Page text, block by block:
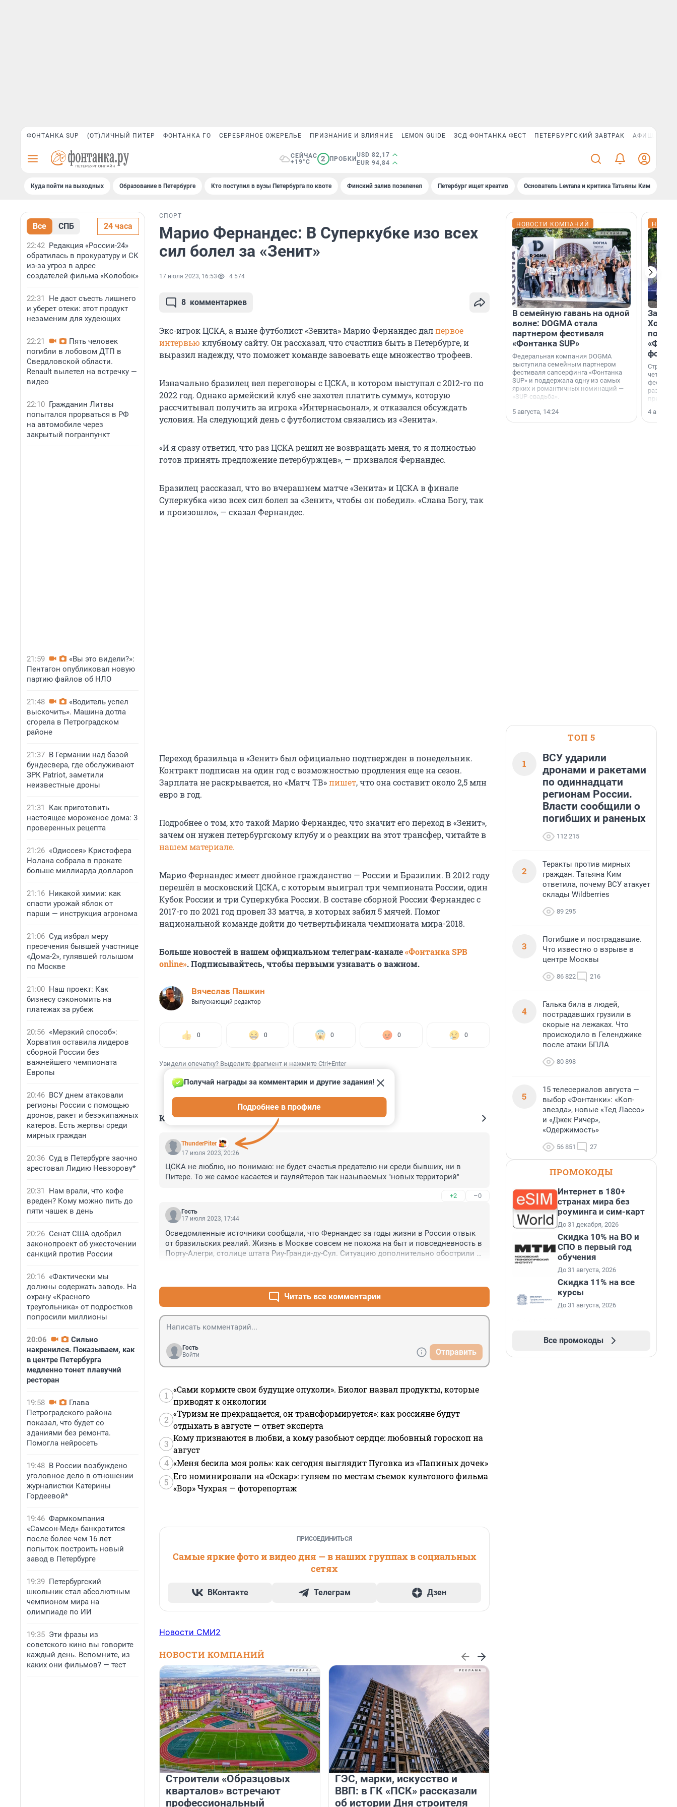
ФОНТАНКА SUP (ОТ)ЛИЧНЫЙ ПИТЕР ФОНТАНКА ГО СЕРЕБРЯНОЕ ОЖЕРЕЛЬЕ ПРИЗНАНИЕ И ВЛИЯНИЕ LEMON GUIDE ЗСД ФОНТАНКА ФЕСТ ПЕТЕРБУРГСКИЙ ЗАВТРАК АФИША PLUS
СЕЙЧАС
+19°C
2 ПРОБКИ
USD 82,17
EUR 94,84
Куда пойти на выходных Образование в Петербурге Кто поступил в вузы Петербурга по квоте Финский залив позеленел Петербург ищет креатив Основатель Levrana и критика Татьяны Ким
Все СПБ 24 часа
22:42 Редакция «России-24»
обратилась в прокуратуру и СК
из-за угроз в адрес
создателей фильма «Колобок»
22:31
Не даст съесть лишнего
и уберет отеки: этот продукт
незаменим для худеющих
22:21
Пять человек
погибли в лобовом ДТП в
Свердловской области.
Renault вылетел на встречку —
видео
22:10 Гражданин Литвы
попытался прорваться в РФ
на автомобиле через
закрытый погранпункт
21:59
«Вы это видели?»:
Пентагон опубликовал новую
партию файлов об НЛО
21:48
«Водитель успел
выскочить». Машина дотла
сгорела в Петроградском
районе
21:37 В Германии над базой
бундесвера, где обслуживают
ЗРК Patriot, заметили
неизвестные дроны
21:31
Как приготовить
настоящее мороженое дома: 3
проверенных рецепта
21:26 «Одиссея» Кристофера
Нолана собрала в прокате
больше миллиарда долларов
21:16 Никакой химии: как
спасти урожай яблок от
парши — инструкция агронома
21:06 Суд избрал меру
пресечения бывшей участнице
«Дома-2», гулявшей голышом
по Москве
21:00 Наш проект: Как
бизнесу сэкономить на
платежах за рубеж
20:56 «Мерзкий способ»:
Хорватия оставила лидеров
сборной России без
важнейшего чемпионата
Европы
20:46 ВСУ днем атаковали
регионы России с помощью
дронов, ракет и безэкипажных
катеров. Есть жертвы среди
мирных граждан
20:36 Суд в Петербурге заочно
арестовал Лидию Невзорову*
20:31
Нам врали, что кофе
вреден? Кому можно пить до
пяти чашек в день
20:26 Сенат США одобрил
законопроект об ужесточении
санкций против России
20:16 «Фактически мы
должны содержать завод». На
охрану «Красного
треугольника» от подростков
попросили миллионы
20:06
Сильно
накренился. Показываем, как
в центре Петербурга
медленно тонет плавучий
ресторан
19:58
Глава
Петроградского района
показал, что будет со
зданиями без ремонта.
Помогла нейросеть
19:48 В России возбуждено
уголовное дело в отношении
журналистки Катерины
Гордеевой*
19:46 Фармкомпания
«Самсон-Мед» банкротится
после более чем 16 лет
попыток построить новый
завод в Петербурге
19:39 Петербургский
школьник стал абсолютным
чемпионом мира на
олимпиаде по ИИ
19:35 Эти фразы из
советского кино вы говорите
каждый день. Вспомните, из
каких они фильмов? — тест
СПОРТ
Марио Фернандес: В Суперкубке изо всех
сил болел за «Зенит»
17 июля 2023, 16:53 4 574
8 комментариев
Экс-игрок ЦСКА, а ныне футболист «Зенита» Марио Фернандес далпервое
интервью клубному сайту. Он рассказал, что счастлив быть в Петербурге, и
выразил надежду, что поможет команде завоевать еще множество трофеев.
Изначально бразилец вел переговоры с ЦСКА, в котором выступал с 2012-го по
2022 год. Однако армейский клуб «не захотел платить сумму», которую
рассчитывал получить за игрока «Интернасьонал», и отказался обсуждать
условия. На следующий день с футболистом связались из «Зенита».
«И я сразу ответил, что раз ЦСКА решил не возвращать меня, то я полностью
готов принять предложение петербуржцев», — признался Фернандес.
Бразилец рассказал, что во вчерашнем матче «Зенита» и ЦСКА в финале
Суперкубка «изо всех сил болел за «Зенит», чтобы он победил». «Слава Богу, так
и произошло», — сказал Фернандес.
Переход бразильца в «Зенит» был официально подтвержден в понедельник.
Контракт подписан на один год с возможностью продления еще на сезон.
Зарплата не раскрывается, но «Матч ТВ»пишет, что она составит около 2,5 млн
евро в год.
Подробнее о том, кто такой Марио Фернандес, что значит его переход в «Зенит»,
зачем он нужен петербургскому клубу и о реакции на этот трансфер, читайте в
нашем материале.
Марио Фернандес имеет двойное гражданство — России и Бразилии. В 2012 году
перешёл в московский ЦСКА, с которым выиграл три чемпионата России, один
Кубок России и три Суперкубка России. В составе сборной России Фернандес с
2017-го по 2021 год провел 33 матча, в которых забил 5 мячей. Помог
национальной команде дойти до четвертьфинала чемпионата мира-2018.
Больше новостей в нашем официальном телеграм-канале«Фонтанка SPB
online». Подписывайтесь, чтобы первыми узнавать о важном.
Вячеслав Пашкин
Выпускающий редактор
0 0 0 0 0
Увидели опечатку? Выделите фрагмент и нажмите Ctrl+Enter
КОММЕНТАРИИ 8
ThunderPiter
Получай награды за комментарии и другие задания!
Подробнее в профиле
17 июля 2023, 20:26
ЦСКА не люблю, но понимаю: не будет счастья предателю ни среди бывших, ни в
Питере. То же самое касается и гауляйтеров так называемых "новых территорий"
+2 –0
Гость
17 июля 2023, 17:44
Осведомленные источники сообщали, что Фернандес за годы жизни в России отвык
от бразильских реалий. Жизнь в Москве совсем не похожа на быт и повседневность в
Порту-Алегри, столице штата Риу-Гранди-ду-Сул. Ситуацию дополнительно обострили
он заключил контракт с "Интернасьоналом", этого не поняли ни фанаты "Гремио", ни
торсида "Интернасьонала". Вдобавок случились неприятные моменты, которые могли
затронуть не только самого Марио, но и его семью.
Читать все комментарии
Гость
Войти
Отправить
1
«Сами кормите свои будущие опухоли». Биолог назвал продукты, которые
приводят к онкологии
2
«Туризм не прекращается, он трансформируется»: как россияне будут
отдыхать в августе — ответ эксперта
3
Кому признаются в любви, а кому разобьют сердце: любовный гороскоп на
август
4 «Меня бесила моя роль»: как сегодня выглядит Пуговка из «Папиных дочек»
5
Его номинировали на «Оскар»: гуляем по местам съемок культового фильма
«Вор» Чухрая — фоторепортаж
ПРИСОЕДИНИТЬСЯ
Самые яркие фото и видео дня — в наших группах в социальных
сетях
ВКонтакте Телеграм Дзен
Новости СМИ2
НОВОСТИ КОМПАНИЙ
Строители «Образцовых
кварталов» встречают
профессиональный
ГЭС, марки, искусство и
ВВП: в ГК «ПСК» рассказали
об истории Дня строителя
НОВОСТИ КОМПАНИЙ
В семейную гавань на одной
волне: DOGMA стала
партнером фестиваля
«Фонтанка SUP»
Федеральная компания DOGMA
выступила семейным партнером
фестиваля сапсерфинга «Фонтанка
SUP» и поддержала одну из самых
ярких и романтичных номинаций —
«SUP-свадьба».
5 августа, 14:24
раз
4
ТОП 5
1
ВСУ ударили
дронами и ракетами
по одиннадцати
регионам России.
Власти сообщили о
погибших и раненых
112 215
2
Теракты против мирных
граждан. Татьяна Ким
ответила, почему ВСУ атакует
склады Wildberries
89 295
3
Погибшие и пострадавшие.
Что известно о взрыве в
центре Москвы
86 822 216
4
Галька била в людей,
пострадавших грузили в
скорые на лежаках. Что
происходило в Геленджике
после атаки БПЛА
80 898
5
15 телесериалов августа —
выбор «Фонтанки»: «Коп-
звезда», новые «Тед Лассо»
и «Джек Ричер»,
«Одержимость»
56 851 27
ПРОМОКОДЫ
Интернет в 180+
странах мира без
роуминга и сим-карт
До 31 декабря, 2026
Скидка 10% на ВО и
СПО в первый год
обучения
До 31 августа, 2026
Скидка 11% на все
курсы
До 31 августа, 2026
Все промокоды